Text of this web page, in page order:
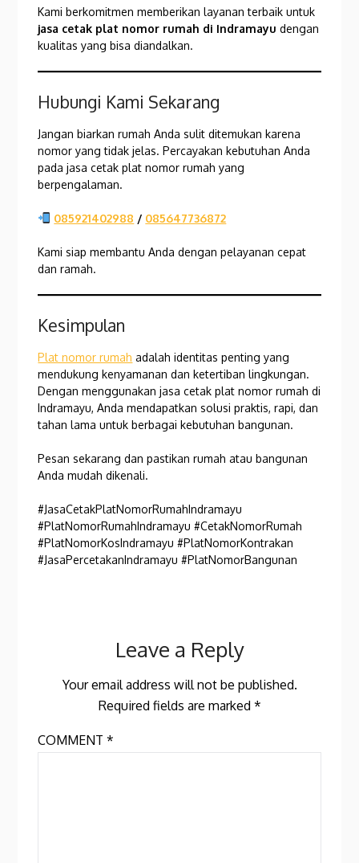
Kami berkomitmen memberikan layanan terbaik untuk
jasa cetak plat nomor rumah di Indramayu dengan
kualitas yang bisa diandalkan.
Hubungi Kami Sekarang
Jangan biarkan rumah Anda sulit ditemukan karena
nomor yang tidak jelas. Percayakan kebutuhan Anda
pada jasa cetak plat nomor rumah yang
berpengalaman.
085921402988 / 085647736872
Kami siap membantu Anda dengan pelayanan cepat
dan ramah.
Kesimpulan
Plat nomor rumah adalah identitas penting yang
mendukung kenyamanan dan ketertiban lingkungan.
Dengan menggunakan jasa cetak plat nomor rumah di
Indramayu, Anda mendapatkan solusi praktis, rapi, dan
tahan lama untuk berbagai kebutuhan bangunan.
Pesan sekarang dan pastikan rumah atau bangunan
Anda mudah dikenali.
#JasaCetakPlatNomorRumahIndramayu
#PlatNomorRumahIndramayu #CetakNomorRumah
#PlatNomorKosIndramayu #PlatNomorKontrakan
#JasaPercetakanIndramayu #PlatNomorBangunan
Leave a Reply
Your email address will not be published.
Required fields are marked *
COMMENT*